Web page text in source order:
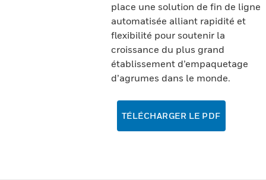
place une solution de fin de ligne
automatisée alliant rapidité et
flexibilité pour soutenir la
croissance du plus grand
établissement d’empaquetage
d’agrumes dans le monde.
TÉLÉCHARGER LE PDF